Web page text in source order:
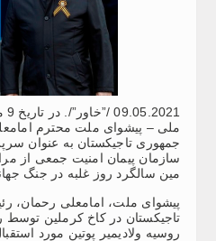
ملی – پیشوای ملت محترم
جمهوری تاجیکستان به عنوان
مین سالگرد روز غلبه در جنگ
پیشوای ملت، امامعلی رحمان،
تاجیکستان در کاخ کرملین
روسیه ولادیمیر پوتین مورد